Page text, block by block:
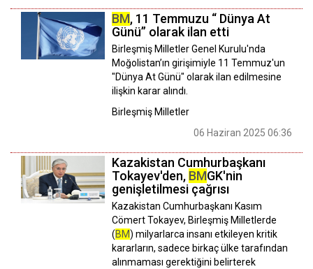
BM, 11 Temmuzu “ Dünya At
Günü” olarak ilan etti
Birleşmiş Milletler Genel Kurulu'nda
Moğolistan’ın girişimiyle 11 Temmuz'un
"Dünya At Günü" olarak ilan edilmesine
ilişkin karar alındı.
Birleşmiş Milletler
06 Haziran 2025 06:36
Kazakistan Cumhurbaşkanı
Tokayev'den, BMGK'nin
genişletilmesi çağrısı
Kazakistan Cumhurbaşkanı Kasım
Cömert Tokayev, Birleşmiş Milletlerde
(BM) milyarlarca insanı etkileyen kritik
kararların, sadece birkaç ülke tarafından
alınmaması gerektiğini belirterek